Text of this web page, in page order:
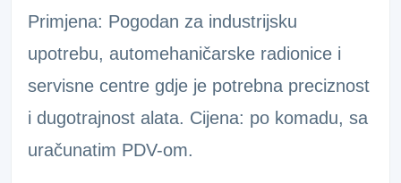
Primjena: Pogodan za industrijsku
upotrebu, automehaničarske radionice i
servisne centre gdje je potrebna preciznost
i dugotrajnost alata. Cijena: po komadu, sa
uračunatim PDV-om.